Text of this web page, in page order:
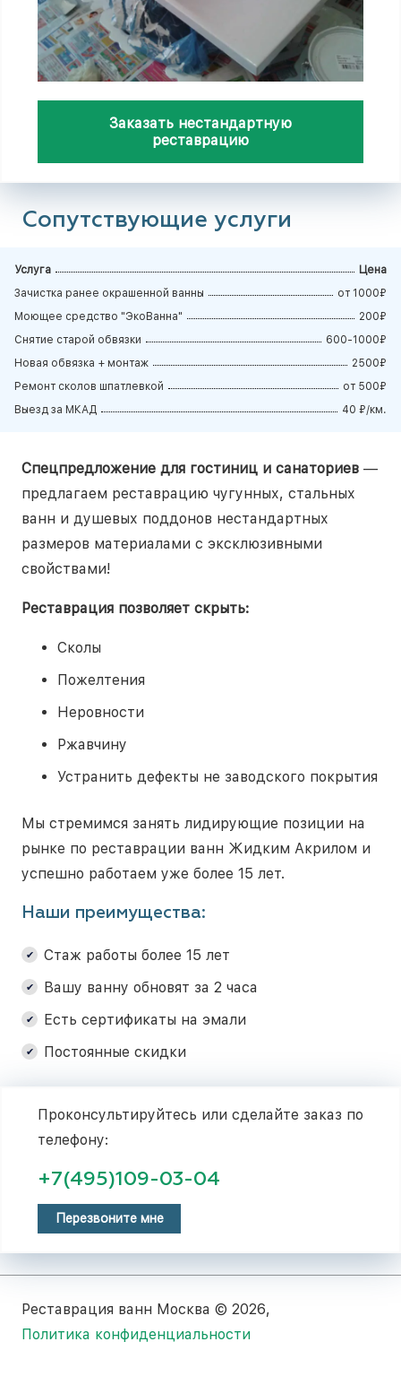
Заказать нестандартную
реставрацию
Сопутствующие услуги
Услуга
Цена
Зачистка ранее окрашенной ванны
от 1000₽
Моющее средство "ЭкоВанна"
200₽
Снятие старой обвязки
600-1000₽
Новая обвязка + монтаж
2500₽
Ремонт сколов шпатлевкой
от 500₽
Выезд за МКАД
40 ₽/км.
Спецпредложение для гостиниц и санаториев —
предлагаем реставрацию чугунных, стальных
ванн и душевых поддонов нестандартных
размеров материалами с эксклюзивными
свойствами!
Реставрация позволяет скрыть:
Сколы
Пожелтения
Неровности
Ржавчину
Устранить дефекты не заводского покрытия
Мы стремимся занять лидирующие позиции на
рынке по реставрации ванн Жидким Акрилом и
успешно работаем уже более 15 лет.
Наши преимущества:
Стаж работы более 15 лет
Вашу ванну обновят за 2 часа
Есть сертификаты на эмали
Постоянные скидки
Проконсультируйтесь или сделайте заказ по
телефону:
+7(495)109-03-04
Перезвоните мне
Реставрация ванн Москва © 2026,
Политика конфиденциальности